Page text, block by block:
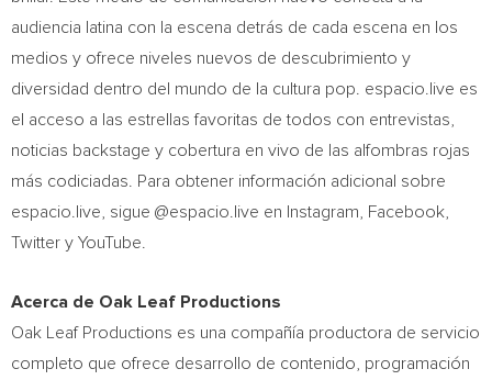
audiencia latina con la escena detrás de cada escena en los
medios y ofrece niveles nuevos de descubrimiento y
diversidad dentro del mundo de la cultura pop. espacio.live es
el acceso a las estrellas favoritas de todos con entrevistas,
noticias backstage y cobertura en vivo de las alfombras rojas
más codiciadas. Para obtener información adicional sobre
espacio.live, sigue @espacio.live en Instagram, Facebook,
Twitter y YouTube.
Acerca de Oak Leaf Productions
Oak Leaf Productions es una compañía productora de servicio
completo que ofrece desarrollo de contenido, programación